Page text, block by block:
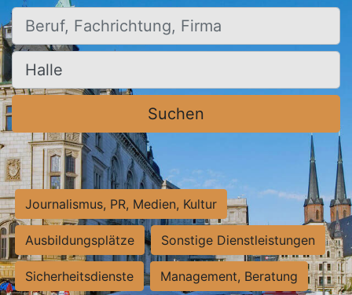
Beruf, Fachrichtung, Firma
Ort, Stadt
Suchen
Journalismus, PR, Medien, Kultur
Ausbildungsplätze Sonstige Dienstleistungen
Sicherheitsdienste Management, Beratung